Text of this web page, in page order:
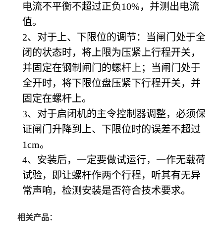
电流不平衡不超过正负10%，并测出电流
值。
2、对于上、下限位的调节：当闸门处于全
闭的状态时，将上限为压紧上行程开关，
并固定在钢制闸门的螺杆上；当闸门处于
全开时，将下限位盘压紧下行程开关，并
固定在螺杆上。
3、对于启闭机的主令控制器调整，必须保
证闸门升降到上、下限位时的误差不超过
1cm。
4、安装后，一定要做试运行，一作无载荷
试验，即让螺杆作两个行程，听其有无异
常声响，检测安装是否符合技术要求。
相关产品：